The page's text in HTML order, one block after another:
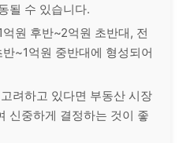
될 수 있습니다.
원 후반~2억원 초반대, 전
~1억원 중반대에 형성되어
려하고 있다면 부동산 시장
신중하게 결정하는 것이 좋